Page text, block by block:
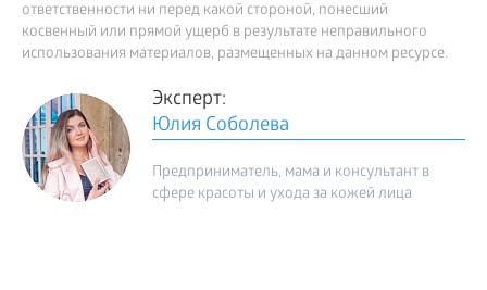
ответственности ни перед какой стороной, понесший
косвенный или прямой ущерб в результате неправильного
использования материалов, размещенных на данном ресурсе.
Эксперт:
Юлия Соболева
Предприниматель, мама и консультант в
сфере красоты и ухода за кожей лица